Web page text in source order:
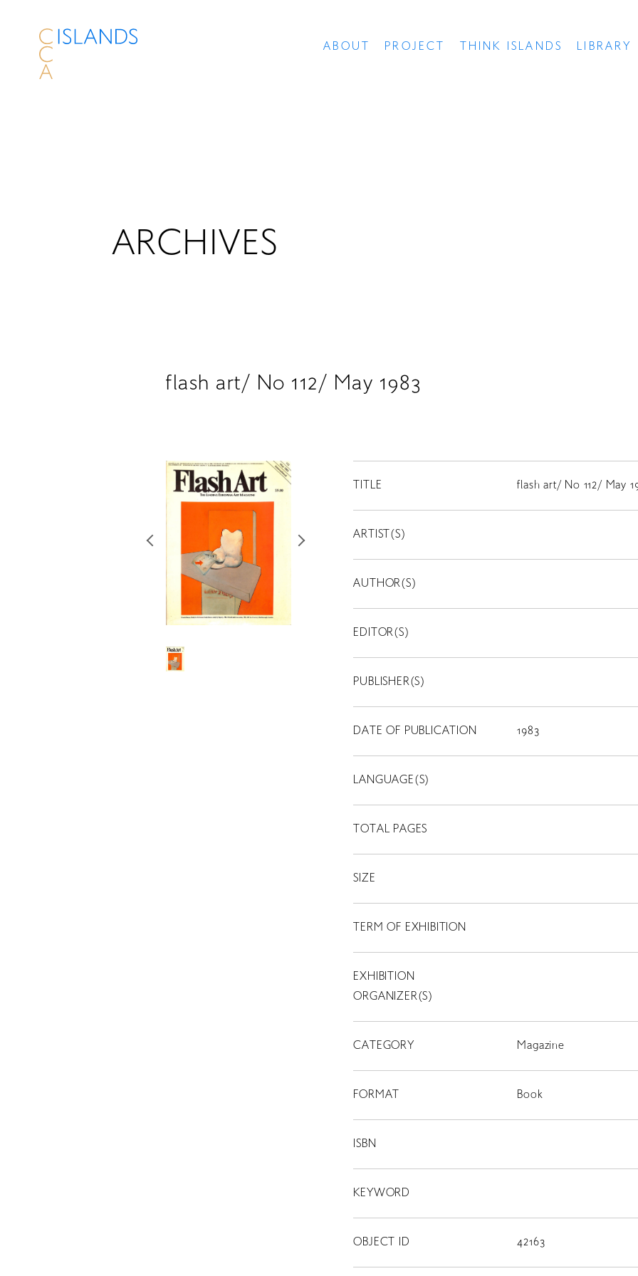
ABOUT PROJECT THINK ISLANDS LIBRARY
THINK ISLANDS
LIBRARY
RETRACE
動画
ARCHIVES
flash art/ No 112/ May 1983
TITLE flash art/ No 112/ May
ARTIST(S)
AUTHOR(S)
EDITOR(S)
PUBLISHER(S)
DATE OF PUBLICATION 1983
LANGUAGE(S)
TOTAL PAGES
SIZE
TERM OF EXHIBITION
EXHIBITION
ORGANIZER(S)
CATEGORY Magazine
FORMAT Book
ISBN
KEYWORD
OBJECT ID 42163